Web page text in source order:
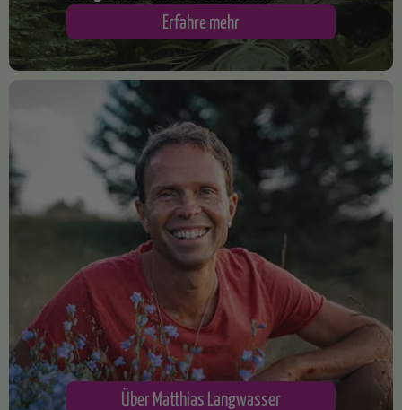
Über Matthias Langwasser
​Erfahre mehr